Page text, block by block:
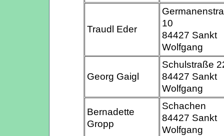
Traudl Eder
10
84427 Sankt
Wolfgang
Georg Gaigl
Schulstraße
84427 Sankt
Wolfgang
Bernadette
Gropp
Schachen
84427 Sankt
Wolfgang